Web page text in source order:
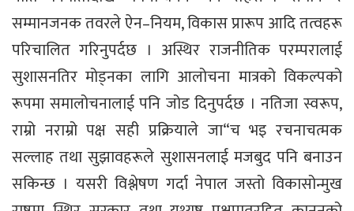
सम्मानजनक तवरले ऐन–नियम, विकास प्रारूप आदि तत्वहरू
परिचालित गरिनुपर्दछ । अस्थिर राजनीतिक परम्परालाई
सुशासनतिर मोड्नका लागि आलोचना मात्रको विकल्पको
रूपमा समालोचनालाई पनि जोड दिनुपर्दछ । नतिजा स्वरूप,
राम्रो नराम्रो पक्ष सही प्रक्रियाले जा“च भइ रचनाचत्मक
सल्लाह तथा सुझावहरूले सुशासनलाई मजबुद पनि बनाउन
सकिन्छ । यसरी विश्लेषण गर्दा नेपाल जस्तो विकासोन्मुख